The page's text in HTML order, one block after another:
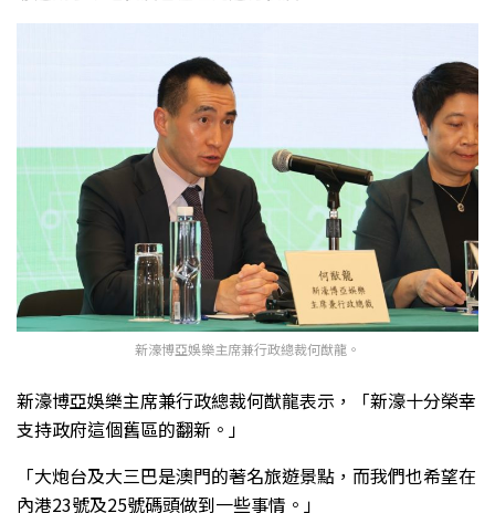
新濠博亞娛樂主席兼行政總裁何猷龍。
新濠博亞娛樂主席兼行政總裁何猷龍表示，「新濠十分榮幸
支持政府這個舊區的翻新。」
「大炮台及大三巴是澳門的著名旅遊景點，而我們也希望在
內港23號及25號碼頭做到一些事情。」